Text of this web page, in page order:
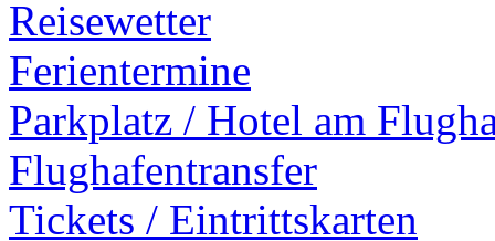
Reisewetter
Ferientermine
Parkplatz / Hotel am
Flughafentransfer
Tickets / Eintrittskarten